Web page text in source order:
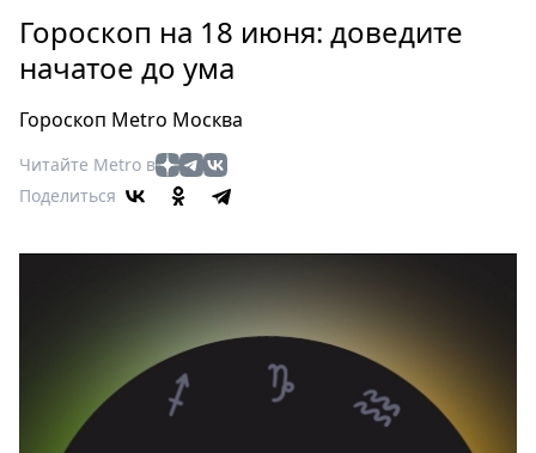
Россия
Мир
Еда
Туризм
Мода
Выставки
Пресс-
Гороскоп на 18 июня: доведите
начатое до ума
Гороскоп Metro Москва
Читайте Metro в
Поделиться